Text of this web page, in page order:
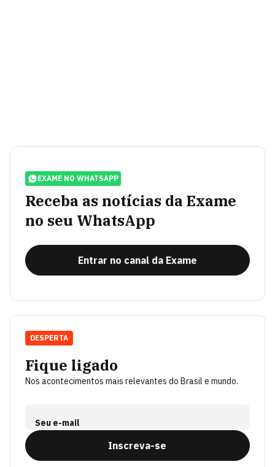
EXAME NO WHATSAPP
Receba as notícias da Exame
no seu WhatsApp
Entrar no canal da Exame
Fique ligado
Nos acontecimentos mais relevantes do Brasil e mundo.
Seu e-mail
Inscreva-se
DESPERTA